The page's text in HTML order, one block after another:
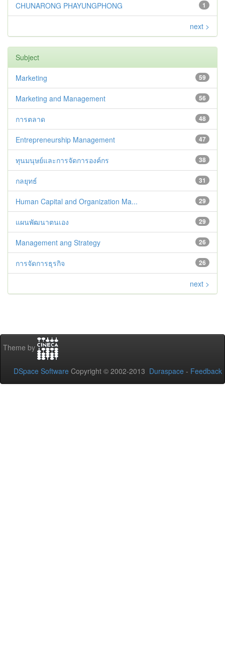
1
CHUNARONG PHAYUNGPHONG
next >
Subject
59
Marketing
56
Marketing and Management
48
การตลาด
47
Entrepreneurship Management
38
ทุนมนุษย์และการจัดการองค์กร
31
กลยุทธ์
29
Human Capital and Organization Ma...
29
แผนพัฒนาตนเอง
26
Management ang Strategy
26
การจัดการธุรกิจ
next >
Theme by
DSpace Software Copyright © 2002-2013 Duraspace - Feedback